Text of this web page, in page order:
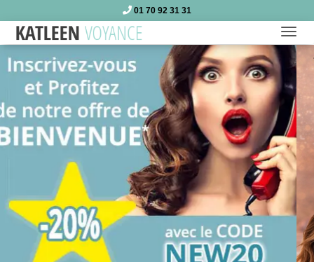
01 70 92 31 31